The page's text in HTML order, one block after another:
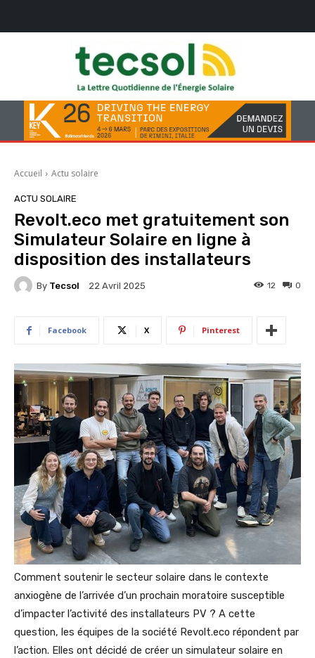
Accueil Actu solaire
ACTU SOLAIRE
Revolt.eco met gratuitement son
Simulateur Solaire en ligne à
disposition des installateurs
By Tecsol 22 Avril 2025 0
12
Facebook X Pinterest
Comment soutenir le secteur solaire dans le contexte
anxiogène de l’arrivée d’un prochain moratoire susceptible
d’impacter l’activité des installateurs PV ? A cette
question, les équipes de la société Revolt.eco répondent par
l’action. Elles ont décidé de créer un simulateur solaire en